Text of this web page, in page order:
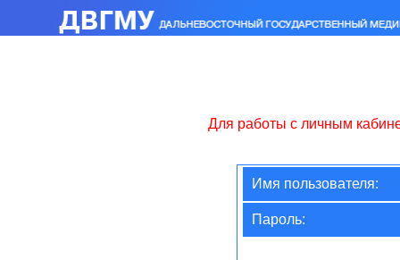
Для работы с личным
Имя пользователя:
Пароль: